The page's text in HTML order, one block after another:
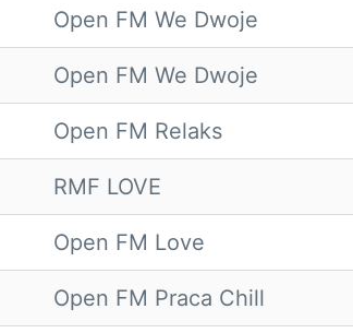
Open FM We Dwoje
Open FM We Dwoje
Open FM Relaks
RMF LOVE
Open FM Love
Open FM Praca Chill